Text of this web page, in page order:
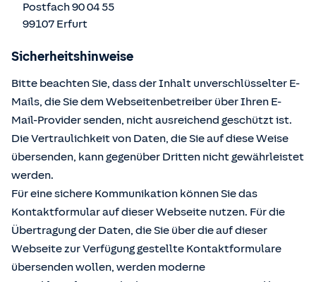
Postfach 90 04 55
99107 Erfurt
Sicherheitshinweise
Bitte beachten Sie, dass der Inhalt unverschlüsselter E-
Mails, die Sie dem Webseitenbetreiber über Ihren E-
Mail-Provider senden, nicht ausreichend geschützt ist.
Die Vertraulichkeit von Daten, die Sie auf diese Weise
übersenden, kann gegenüber Dritten nicht gewährleistet
werden.
Für eine sichere Kommunikation können Sie das
Kontaktformular auf dieser Webseite nutzen. Für die
Übertragung der Daten, die Sie über die auf dieser
Webseite zur Verfügung gestellte Kontaktformulare
übersenden wollen, werden moderne